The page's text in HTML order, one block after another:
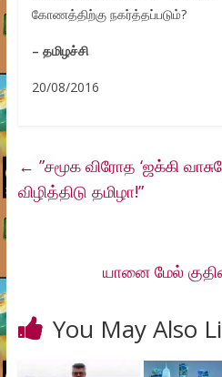
கோணத்திற்கு நகர்த்தப்படும்?
– தமிழச்சி
20/08/2016
← ”சமூக விரோத ‘ஜக்கி
விழித்திடு தமிழா!”
யானை மேல்
You May Also